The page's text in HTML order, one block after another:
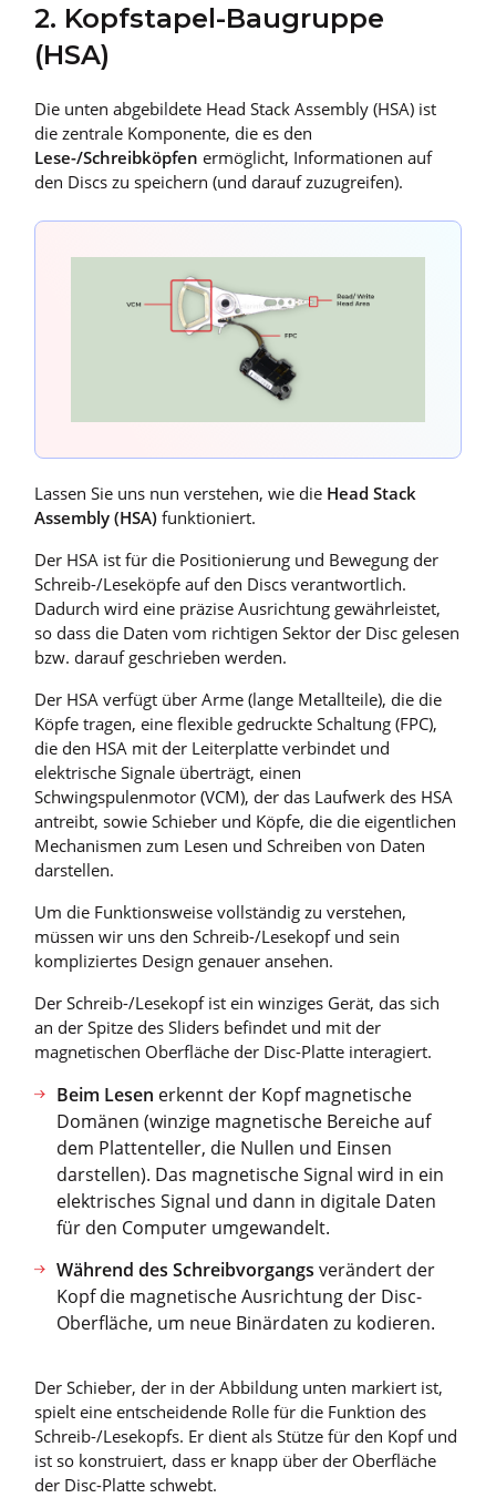
2. Kopfstapel-Baugruppe
(HSA)
Die unten abgebildete Head Stack Assembly (HSA) ist
die zentrale Komponente, die es den
Lese-/Schreibköpfen ermöglicht, Informationen auf
den Discs zu speichern (und darauf zuzugreifen).
Lassen Sie uns nun verstehen, wie die Head Stack
Assembly (HSA) funktioniert.
Der HSA ist für die Positionierung und Bewegung der
Schreib-/Leseköpfe auf den Discs verantwortlich.
Dadurch wird eine präzise Ausrichtung gewährleistet,
so dass die Daten vom richtigen Sektor der Disc gelesen
bzw. darauf geschrieben werden.
Der HSA verfügt über Arme (lange Metallteile), die die
Köpfe tragen, eine flexible gedruckte Schaltung (FPC),
die den HSA mit der Leiterplatte verbindet und
elektrische Signale überträgt, einen
Schwingspulenmotor (VCM), der das Laufwerk des HSA
antreibt, sowie Schieber und Köpfe, die die eigentlichen
Mechanismen zum Lesen und Schreiben von Daten
darstellen.
Um die Funktionsweise vollständig zu verstehen,
müssen wir uns den Schreib-/Lesekopf und sein
kompliziertes Design genauer ansehen.
Der Schreib-/Lesekopf ist ein winziges Gerät, das sich
an der Spitze des Sliders befindet und mit der
magnetischen Oberfläche der Disc-Platte interagiert.
Beim Lesen erkennt der Kopf magnetische
Domänen (winzige magnetische Bereiche auf
dem Plattenteller, die Nullen und Einsen
darstellen). Das magnetische Signal wird in ein
elektrisches Signal und dann in digitale Daten
für den Computer umgewandelt.
Während des Schreibvorgangs verändert der
Kopf die magnetische Ausrichtung der Disc-
Oberfläche, um neue Binärdaten zu kodieren.
Der Schieber, der in der Abbildung unten markiert ist,
spielt eine entscheidende Rolle für die Funktion des
Schreib-/Lesekopfs. Er dient als Stütze für den Kopf und
ist so konstruiert, dass er knapp über der Oberfläche
der Disc-Platte schwebt.